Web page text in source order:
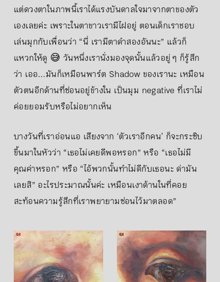
แต่ดวงตาในภาพนี้เราได้แรงบันดาลใจมาจากตาของตัว
เองเลยค่ะ เพราะในตาขาวเรามีไฝอยู่ ตอนเด็กเราชอบ
เล่นมุกกับเพื่อนว่า “นี่ เรามีตาดำสองอันนะ” แล้วก็
แหวกให้ดู 😅 วันหนึ่งเรานั่งมองจุดนั้นแล้วอยู่ ๆ ก็รู้สึก
ว่า เออ…มันก็เหมือนพาร์ต Shadow ของเรานะ เหมือน
ตัวตนอีกด้านที่ซ่อนอยู่ข้างใน เป็นมุม negative ที่เราไม่
ค่อยยอมรับหรือไม่อยากเห็น
บางวันที่เราอ่อนแอ เสียงจาก ‘ตัวเราอีกคน’ ก็จะกระซิบ
ขึ้นมาในหัวว่า “เธอไม่เคยดีพอหรอก” หรือ “เธอไม่มี
คุณค่าหรอก” หรือ “ไอ้พวกนั้นทำไม่ดีกับเธอนะ ด่ามัน
เลยสิ” อะไรประมาณนั้นค่ะ เหมือนเงาด้านในที่คอย
สะท้อนความรู้สึกที่เราพยายามซ่อนไว้มาตลอด”